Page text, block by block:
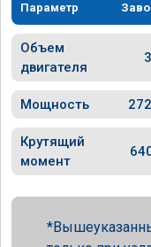
Параметр
Объем
двигателя
Мощность
Крутящий
момент